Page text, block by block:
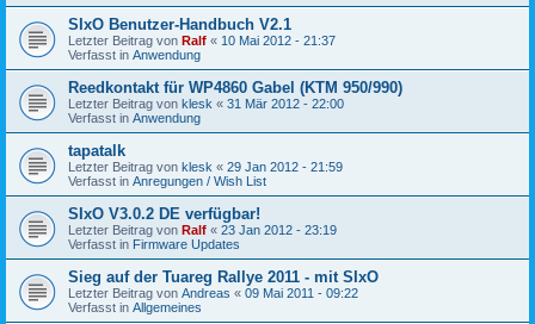
SIxO Benutzer-Handbuch V2.1
Letzter Beitrag von Ralf « 10 Mai 2012 - 21:37
Verfasst in Anwendung
Reedkontakt für WP4860 Gabel (KTM 950/990)
Letzter Beitrag von klesk « 31 Mär 2012 - 22:00
Verfasst in Anwendung
tapatalk
Letzter Beitrag von klesk « 29 Jan 2012 - 21:59
Verfasst in Anregungen / Wish List
SIxO V3.0.2 DE verfügbar!
Letzter Beitrag von Ralf « 23 Jan 2012 - 23:19
Verfasst in Firmware Updates
Sieg auf der Tuareg Rallye 2011 - mit SIxO
Letzter Beitrag von Andreas « 09 Mai 2011 - 09:22
Verfasst in Allgemeines